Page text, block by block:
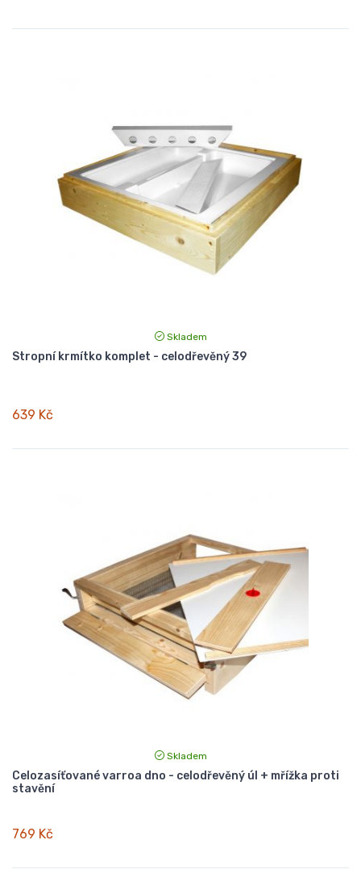
Skladem
Stropní krmítko komplet - celodřevěný 39
639 Kč
Skladem
Celozasíťované varroa dno - celodřevěný úl + mřížka proti
stavění
769 Kč